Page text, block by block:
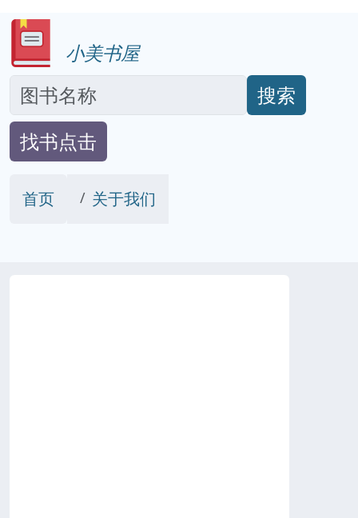
小美书屋
搜索
找书点击
首页 关于我们